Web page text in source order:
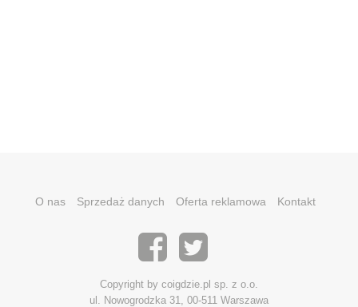
O nas Sprzedaż danych Oferta reklamowa Kontakt
Copyright by coigdzie.pl sp. z o.o.
ul. Nowogrodzka 31, 00-511 Warszawa